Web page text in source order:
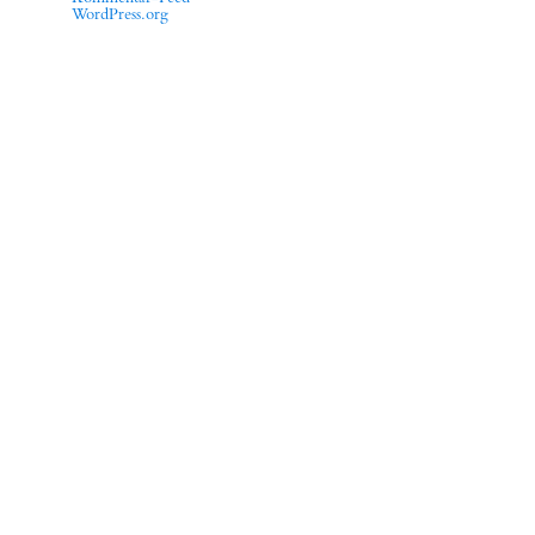
WordPress.org